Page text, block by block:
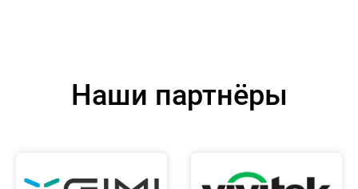
Наши партнёры